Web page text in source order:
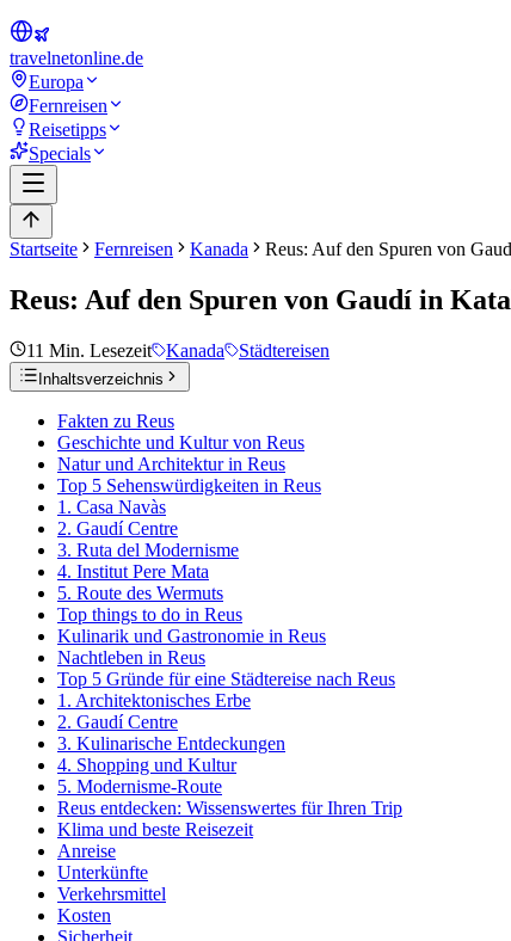
travelnetonline.de
Europa
Fernreisen
Reisetipps
Specials
Startseite Fernreisen Kanada Reus: Auf den Spuren von
Reus: Auf den Spuren von Gaudí in
11 Min. Lesezeit Kanada Städtereisen
Inhaltsverzeichnis
Fakten zu Reus
Geschichte und Kultur von Reus
Natur und Architektur in Reus
Top 5 Sehenswürdigkeiten in Reus
1. Casa Navàs
2. Gaudí Centre
3. Ruta del Modernisme
4. Institut Pere Mata
5. Route des Wermuts
Top things to do in Reus
Kulinarik und Gastronomie in Reus
Nachtleben in Reus
Top 5 Gründe für eine Städtereise nach Reus
1. Architektonisches Erbe
2. Gaudí Centre
3. Kulinarische Entdeckungen
4. Shopping und Kultur
5. Modernisme-Route
Reus entdecken: Wissenswertes für Ihren Trip
Klima und beste Reisezeit
Anreise
Unterkünfte
Verkehrsmittel
Kosten
Sicherheit